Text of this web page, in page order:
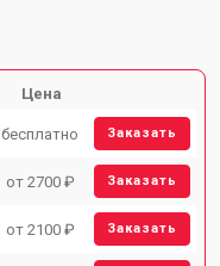
Цена
бесплатно Заказать
от 2700 ₽ Заказать
от 2100 ₽ Заказать